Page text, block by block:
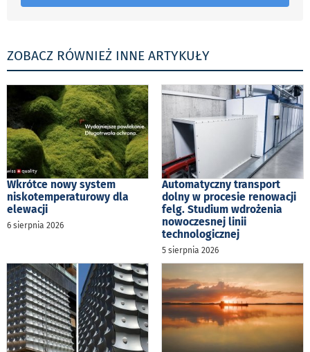
ZOBACZ RÓWNIEŻ INNE ARTYKUŁY
Wkrótce nowy system
niskotemperaturowy dla
elewacji
6 sierpnia 2026
Automatyczny transport
dolny w procesie renowacji
felg. Studium wdrożenia
nowoczesnej linii
technologicznej
5 sierpnia 2026